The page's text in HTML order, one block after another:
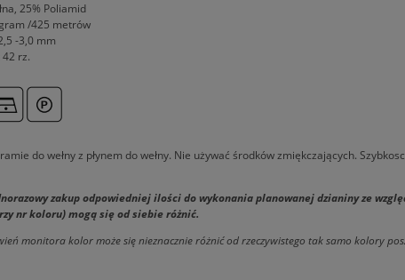
25% Poliamid
/425 metrów
-3,0 mm
rz.
do wełny z płynem do wełny. Nie używać środków zmiękczających.
zakup odpowiedniej ilości do wykonania planowanej dzianiny ze
nr koloru) mogą się od siebie różnić.
monitora kolor może się nieznacznie różnić od rzeczywistego tak samo kolory